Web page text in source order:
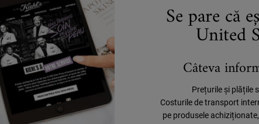
Se pare că
United
Câteva
Prețurile și plățile
Costurile de transport
pe produsele